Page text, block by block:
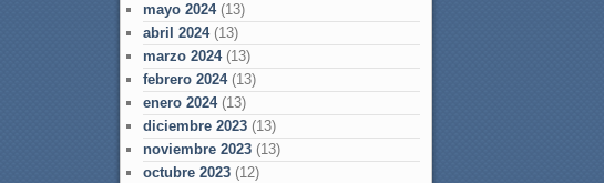
mayo 2024(13)
abril 2024(13)
marzo 2024(13)
febrero 2024(13)
enero 2024(13)
diciembre 2023 (13)
noviembre 2023 (13)
octubre 2023 (12)